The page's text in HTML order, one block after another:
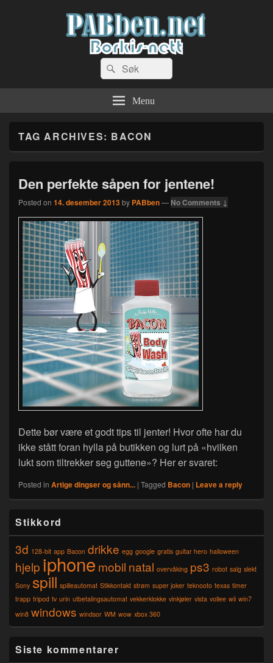
Search
for:
Search
Menu
TAG ARCHIVES: BACON
Den perfekte såpen for jentene!
Posted on 14. desember 2013by PABben— No Comments ↓
Dette bør være et godt tips til jenter! Hvor ofte har du
ikke stått foran hylla på butikken og lurt på «hvilken
lukt som tiltrekker seg guttene»? Her er svaret:
Posted in Artige dingser og sånn... | Tagged Bacon | Leave a reply
Sidebar
Widget
Area
Stikkord
3d 128-bit app Bacon drikke egg google gratis guitar hero halloween
hjelp iphone mobil natal overvåking ps3 robot salg slekt
Sony spill spilleautomat Stikkontakt strøm super joker teknooto texas timer
trapp tripod tv urin utbetalingsautomat vekkerklokke vinkjøler vista vollee wii win7
win8 windows windsor WM wow xbox 360
Siste kommentarer